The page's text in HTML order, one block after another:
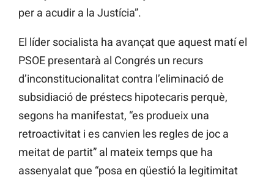
per a acudir a la Justícia”.
El líder socialista ha avançat que aquest matí el
PSOE presentarà al Congrés un recurs
d’inconstitucionalitat contra l’eliminació de
subsidiació de préstecs hipotecaris perquè,
segons ha manifestat, “es produeix una
retroactivitat i es canvien les regles de joc a
meitat de partit” al mateix temps que ha
assenyalat que “posa en qüestió la legitimitat